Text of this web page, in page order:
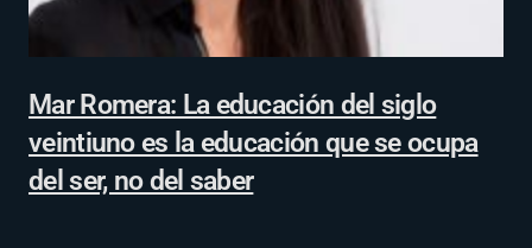
Mar Romera: La educación del siglo
veintiuno es la educación que se ocupa
del ser, no del saber